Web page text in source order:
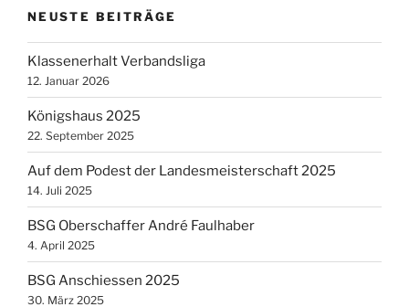
NEUSTE BEITRÄGE
Klassenerhalt Verbandsliga
12. Januar 2026
Königshaus 2025
22. September 2025
Auf dem Podest der Landesmeisterschaft 2025
14. Juli 2025
BSG Oberschaffer André Faulhaber
4. April 2025
BSG Anschiessen 2025
30. März 2025